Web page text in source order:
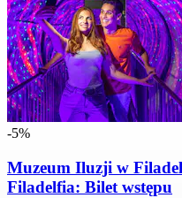
-5%
Muzeum Iluzji w
Filadelfia: Bilet wstępu